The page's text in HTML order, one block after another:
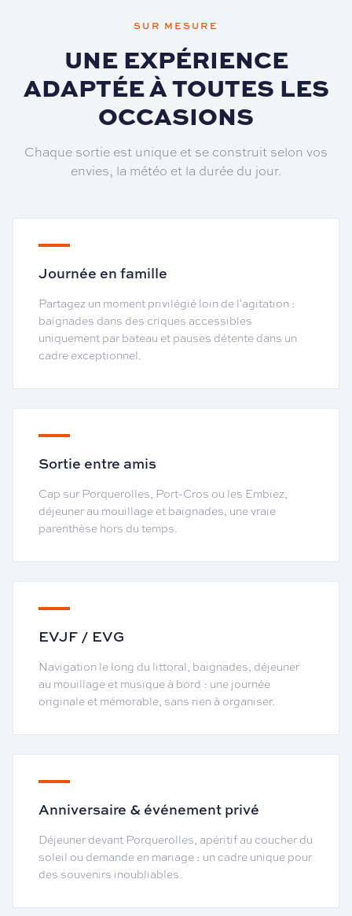
SUR MESURE
UNE EXPÉRIENCE
ADAPTÉE À TOUTES LES
OCCASIONS
Chaque sortie est unique et se construit selon vos
envies, la météo et la durée du jour.
Journée en famille
Partagez un moment privilégié loin de l'agitation :
baignades dans des criques accessibles
uniquement par bateau et pauses détente dans un
cadre exceptionnel.
Sortie entre amis
Cap sur Porquerolles, Port-Cros ou les Embiez,
déjeuner au mouillage et baignades, une vraie
parenthèse hors du temps.
EVJF / EVG
Navigation le long du littoral, baignades, déjeuner
au mouillage et musique à bord : une journée
originale et mémorable, sans rien à organiser.
Anniversaire & événement privé
Déjeuner devant Porquerolles, apéritif au coucher du
soleil ou demande en mariage : un cadre unique pour
des souvenirs inoubliables.